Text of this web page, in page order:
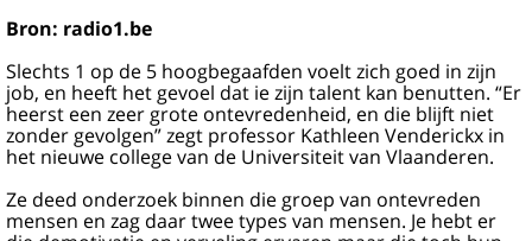
Bron: radio1.be
Slechts 1 op de 5 hoogbegaafden voelt zich goed in zijn
job, en heeft het gevoel dat ie zijn talent kan benutten. “Er
heerst een zeer grote ontevredenheid, en die blijft niet
zonder gevolgen” zegt professor Kathleen Venderickx in
het nieuwe college van de Universiteit van Vlaanderen.
Ze deed onderzoek binnen die groep van ontevreden
mensen en zag daar twee types van mensen. Je hebt er